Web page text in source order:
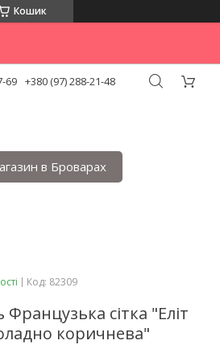
Кошик
69 +380 (97) 288-21-48
в Броварах
Код: 82309
сітка "Еліт
коричнева"